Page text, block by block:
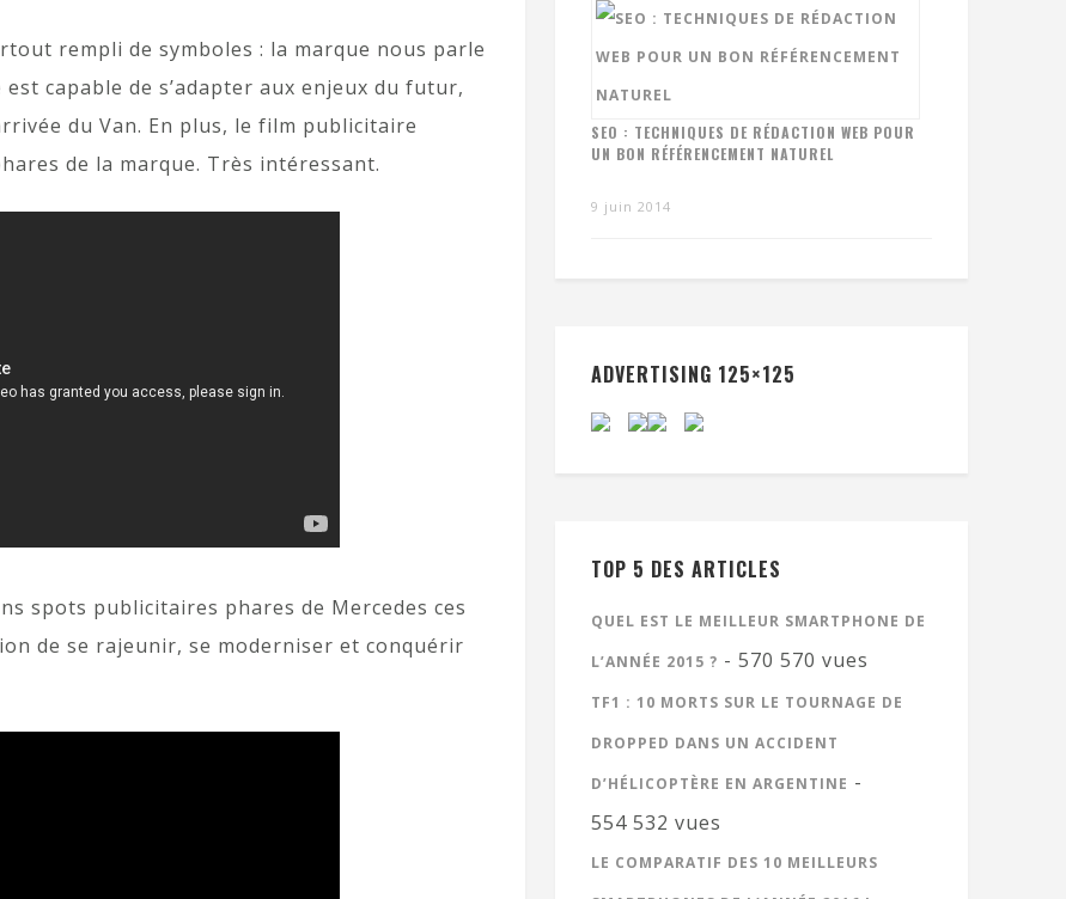
rempli de symboles : la marque nous parle
capable de s’adapter aux enjeux du futur,
du Van. En plus, le film publicitaire
de la marque. Très intéressant.
spots publicitaires phares de Mercedes ces
de se rajeunir, se moderniser et conquérir
SEO : TECHNIQUES DE RÉDACTION WEB POUR
UN BON RÉFÉRENCEMENT NATUREL
9 juin 2014
ADVERTISING 125×125
TOP 5 DES ARTICLES
QUEL EST LE MEILLEUR SMARTPHONE DE
L’ANNÉE 2015 ? - 570 570 vues
TF1 : 10 MORTS SUR LE TOURNAGE DE
DROPPED DANS UN ACCIDENT
D’HÉLICOPTÈRE EN ARGENTINE -
554 532 vues
LE COMPARATIF DES 10 MEILLEURS